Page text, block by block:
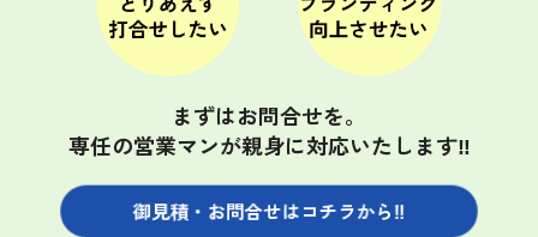
まずはお問合せを。
専任の営業マンが親身に対応いたします‼
御見積・お問合せはコチラから‼